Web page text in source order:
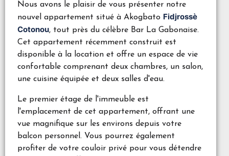
Nous avons le plaisir de vous présenter notre
nouvel appartement situé à Akogbato Fidjrossè
Cotonou, tout près du célèbre Bar La Gabonaise.
Cet appartement récemment construit est
disponible à la location et offre un espace de vie
confortable comprenant deux chambres, un salon,
une cuisine équipée et deux salles d'eau.
Le premier étage de l'immeuble est
l'emplacement de cet appartement, offrant une
vue magnifique sur les environs depuis votre
balcon personnel. Vous pourrez également
profiter de votre couloir privé pour vous détendre